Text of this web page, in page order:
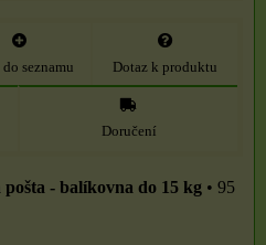
do seznamu Dotaz k produktu
Doručení
pošta - balíkovna do 15 kg • 95